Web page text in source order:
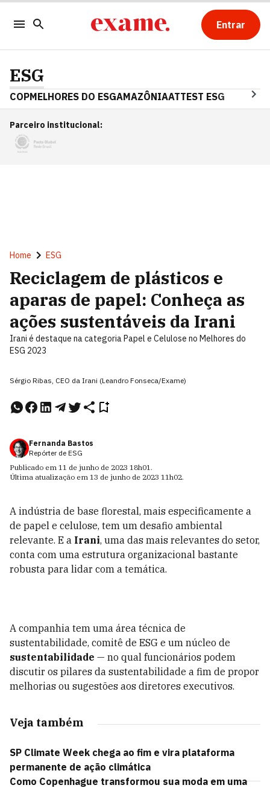
Entrar
ESG
COPMELHORES DO ESGAMAZÔNIAATTEST ESG
Parceiro institucional:
Home ESG
Reciclagem de plásticos e
aparas de papel: Conheça as
ações sustentáveis da Irani
Irani é destaque na categoria Papel e Celulose no Melhores do
ESG 2023
Sérgio Ribas, CEO da Irani (Leandro Fonseca/Exame)
Fernanda Bastos
Repórter de ESG
Publicado em 11 de junho de 2023 18h01.
Última atualização em 13 de junho de 2023 11h02.
A indústria de base florestal, mais especificamente a
de papel e celulose, tem um desafio ambiental
relevante. E a Irani, uma das mais relevantes do setor,
conta com uma estrutura organizacional bastante
robusta para lidar com a temática.
A companhia tem uma área técnica de
sustentabilidade, comitê de ESG e um núcleo de
sustentabilidade — no qual funcionários podem
discutir os pilares da sustentabilidade a fim de propor
melhorias ou sugestões aos diretores executivos.
Veja também
SP Climate Week chega ao fim e vira plataforma
permanente de ação climática
Como Copenhague transformou sua moda em uma